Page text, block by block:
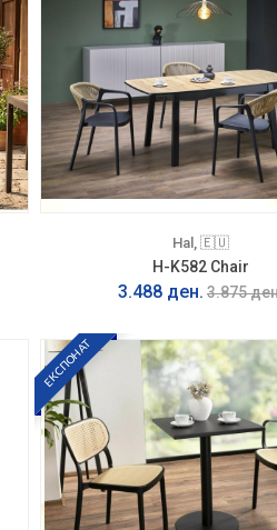
Hal, 🇪🇺
H-K582 Chair
3.488 ден. 3.875
ЕКСПОНАТ